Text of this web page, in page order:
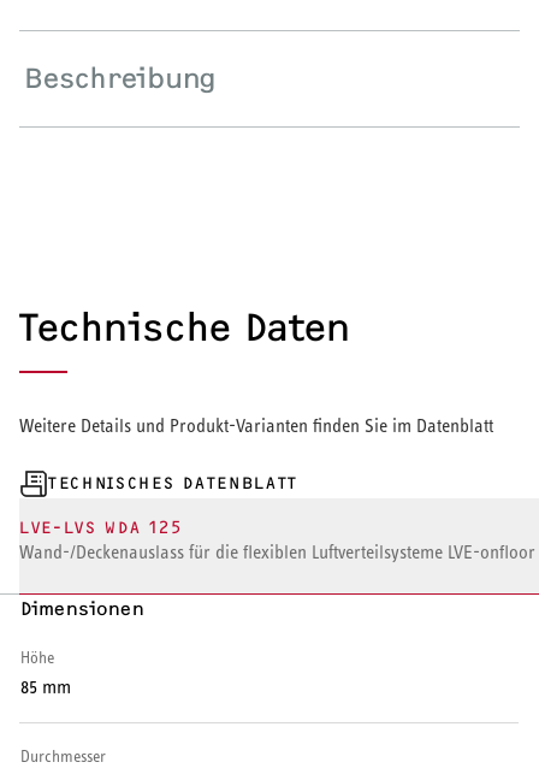
Regelung / Energiemanagement
WARMWASSER
Wohnungsstationen
Kochendwassergeräte
Beschreibung
Technische Daten
Weitere Details und Produkt-Varianten finden Sie im Datenblatt
TECHNISCHES DATENBLATT
LVE-LVS WDA 125
Wand-/Deckenauslass für die flexiblen Luftverteilsysteme LVE-
Dimensionen
Höhe
85 mm
Durchmesser